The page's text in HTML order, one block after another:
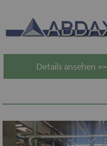
Details ansehen >>